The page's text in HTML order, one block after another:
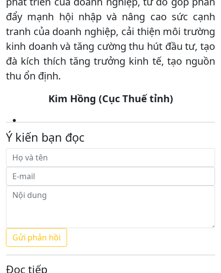
đẩy mạnh hội nhập và nâng cao sức cạnh
tranh của doanh nghiệp, cải thiện môi trường
kinh doanh và tăng cường thu hút đầu tư, tạo
đà kích thích tăng trưởng kinh tế, tạo nguồn
thu ổn định.
Kim Hồng (Cục Thuế tỉnh)
Ý kiến bạn đọc
Đọc tiếp